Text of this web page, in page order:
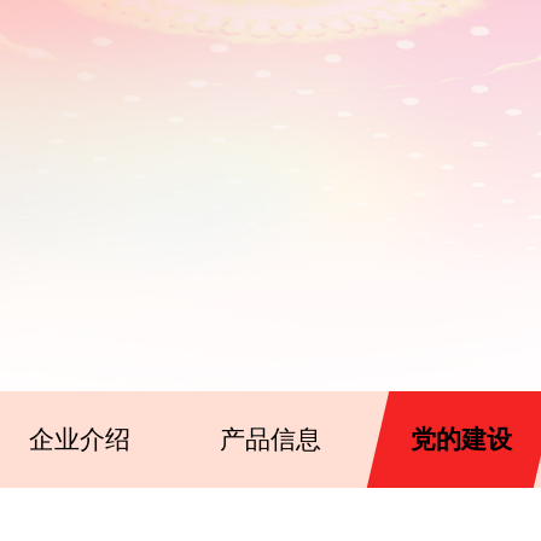
企业介绍 产品信息 党的建设